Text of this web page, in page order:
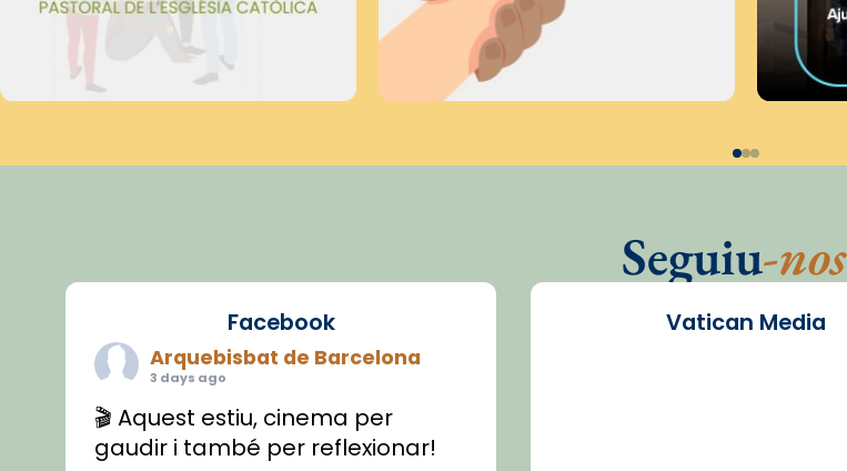
Seguiu-nos
Facebook
Arquebisbat de Barcelona
3 days ago
🎬 Aquest estiu, cinema per
gaudir i també per reflexionar!
Vatican Media